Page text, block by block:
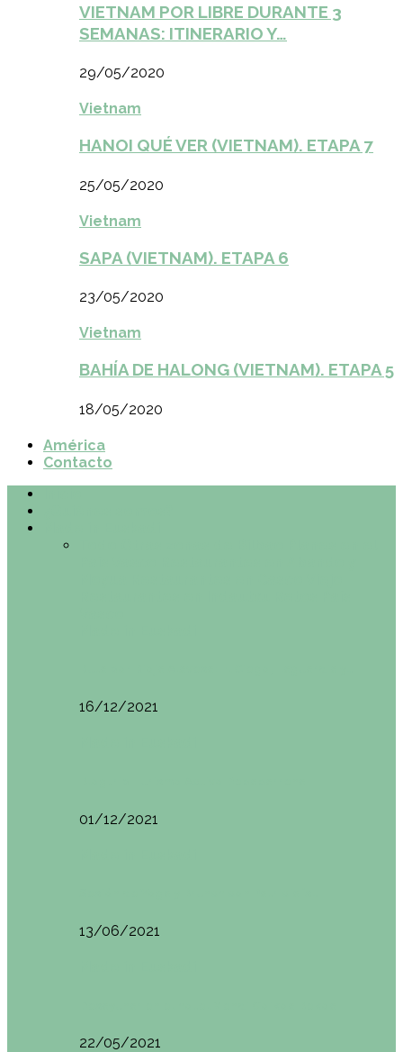
VIETNAM POR LIBRE DURANTE 3
SEMANAS: ITINERARIO Y…
29/05/2020
Vietnam
HANOI QUÉ VER (VIETNAM). ETAPA 7
25/05/2020
Vietnam
SAPA (VIETNAM). ETAPA 6
23/05/2020
Vietnam
BAHÍA DE HALONG (VIETNAM). ETAPA 5
18/05/2020
América
Contacto
16/12/2021
01/12/2021
13/06/2021
22/05/2021